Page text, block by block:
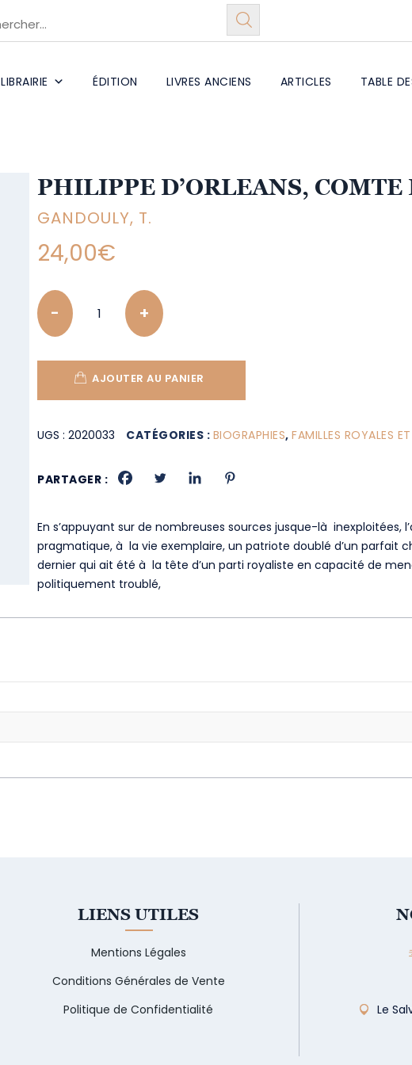
LIBRAIRIE ÉDITION LIVRES ANCIENS ARTICLES TABLE
PHILIPPE D’ORLEANS, COMTE
GANDOULY, T.
24,00€
Quantity
AJOUTER AU PANIER
UGS :2020033 CATÉGORIES : BIOGRAPHIES,FAMILLES ROYALES
PARTAGER :
En s’appuyant sur de nombreuses sources jusque-là
pragmatique, à la vie exemplaire, un patriote doublé d’un parfait
dernier qui ait été à la tête d’un parti royaliste en capacité de
politiquement troublé,
LIENS UTILES
Mentions Légales
Conditions Générales de Vente
Politique de Confidentialité
Le